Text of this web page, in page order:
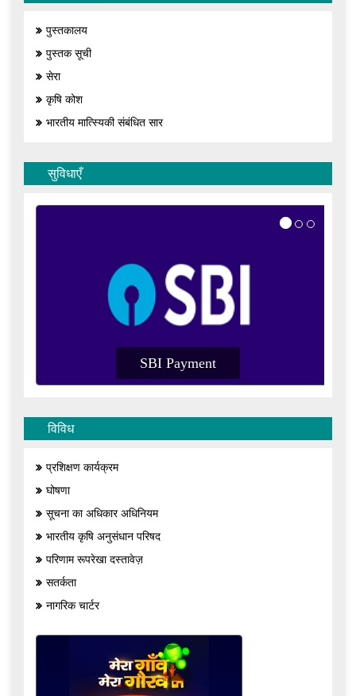
पुस्तकालय
पुस्तक सूची
सेरा
कृषि कोश
भारतीय मात्स्यिकी संबंधित सार
सुविधाएँ
विविध
प्रशिक्षण कार्यक्रम
घोषणा
सूचना का अधिकार अधिनियम
भारतीय कृषि अनुसंधान परिषद
परिणाम रूपरेखा दस्तावेज़
सतर्कता
नागरिक चार्टर